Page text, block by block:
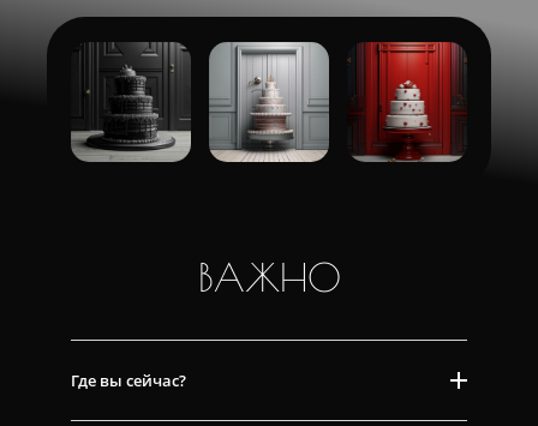
ВАЖНО
Где вы сейчас?